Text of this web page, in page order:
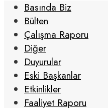
Basında Biz
Bülten
Çalışma Raporu
Diğer
Duyurular
Eski Başkanlar
Etkinlikler
Faaliyet Raporu